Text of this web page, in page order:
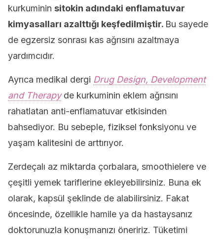
kurkuminin sitokin adındaki enflamatuvar
kimyasalları azalttığı keşfedilmiştir. Bu sayede
de egzersiz sonrası kas ağrısını azaltmaya
yardımcıdır.
Ayrıca medikal dergi Drug Design, Development
and Therapyde kurkuminin eklem ağrısını
rahatlatan anti-enflamatuvar etkisinden
bahsediyor. Bu sebeple, fiziksel fonksiyonu ve
yaşam kalitesini de arttırıyor.
Zerdeçalı az miktarda çorbalara, smoothielere ve
çeşitli yemek tariflerine ekleyebilirsiniz. Buna ek
olarak, kapsül şeklinde de alabilirsiniz. Fakat
öncesinde, özellikle hamile ya da hastaysanız
doktorunuzla konuşmanızı öneririz. Tüketimi